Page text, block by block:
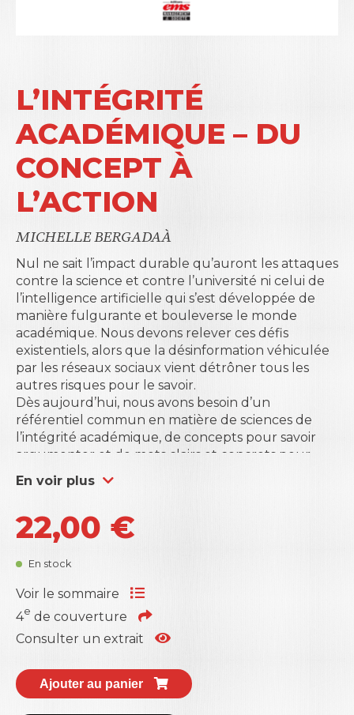
L’INTÉGRITÉ
ACADÉMIQUE – DU
CONCEPT À
L’ACTION
MICHELLE BERGADAÀ
Nul ne sait l’impact durable qu’auront les attaques
contre la science et contre l’université ni celui de
l’intelligence artificielle qui s’est développée de
manière fulgurante et bouleverse le monde
académique. Nous devons relever ces défis
existentiels, alors que la désinformation véhiculée
par les réseaux sociaux vient détrôner tous les
autres risques pour le savoir.
Dès aujourd’hui, nous avons besoin d’un
référentiel commun en matière de sciences de
l’intégrité académique, de concepts pour savoir
argumenter et de mots clairs et concrets pour
coordonner notre action.
Ce livre s’appuie sur un travail collectif après 20
commissions d’éthique disciplinaires, quatorze
écoles d’été et cinq colloques interdisciplinaires.
Il propose d’abord un lexique simple des sciences
se l’approprier, à le remettre en question, à le
prolonger et à l’appliquer. En seconde partie,
académiques en normes avant de proposer une
transgressions de certains. La troisième partie
s’adresse plus particulièrement aux dirigeants
En voir plus
22,00 €
En stock
Voir le sommaire
4e de couverture
Consulter un extrait
Ajouter au panier